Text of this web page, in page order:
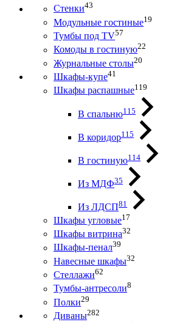
Стенки43
Модульные гостиные19
Тумбы под ТV57
Комоды в гостиную22
Журнальные столы20
Шкафы-купе41
Шкафы распашные119
В спальню115
В коридор115
В гостиную114
Из МДФ35
Из ЛДСП81
Шкафы угловые17
Шкафы витрина32
Шкафы-пенал39
Навесные шкафы32
Стеллажи62
Тумбы-антресоли8
Полки29
Диваны282